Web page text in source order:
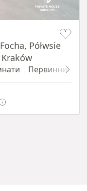
Półwsie
Первинний